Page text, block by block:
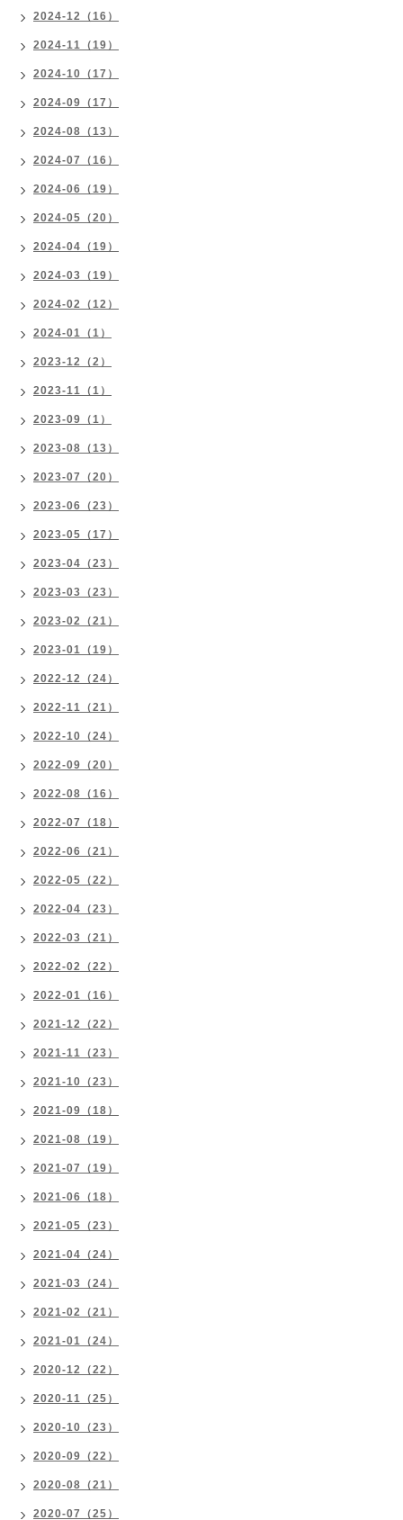
2024-12（16）
2024-11（19）
2024-10（17）
2024-09（17）
2024-08（13）
2024-07（16）
2024-06（19）
2024-05（20）
2024-04（19）
2024-03（19）
2024-02（12）
2024-01（1）
2023-12（2）
2023-11（1）
2023-09（1）
2023-08（13）
2023-07（20）
2023-06（23）
2023-05（17）
2023-04（23）
2023-03（23）
2023-02（21）
2023-01（19）
2022-12（24）
2022-11（21）
2022-10（24）
2022-09（20）
2022-08（16）
2022-07（18）
2022-06（21）
2022-05（22）
2022-04（23）
2022-03（21）
2022-02（22）
2022-01（16）
2021-12（22）
2021-11（23）
2021-10（23）
2021-09（18）
2021-08（19）
2021-07（19）
2021-06（18）
2021-05（23）
2021-04（24）
2021-03（24）
2021-02（21）
2021-01（24）
2020-12（22）
2020-11（25）
2020-10（23）
2020-09（22）
2020-08（21）
2020-07（25）